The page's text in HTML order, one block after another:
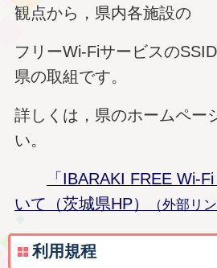
観点から，県内各施設の
フリーWi-Fiサービスの
県の取組です。
詳しくは，県のホームペー
い。
「IBARAKI FREE Wi-
いて（茨城県HP）
（外部リン
利用規程